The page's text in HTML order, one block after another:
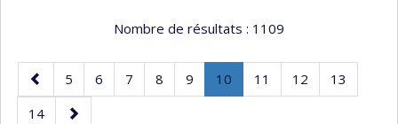
Nombre de résultats : 1109
Page
précédente
Page
5 Page
6 Page
7 Page
8 Page
9 Page
10
Page
Page
11 Page
12 Page
13
Page
14
Page